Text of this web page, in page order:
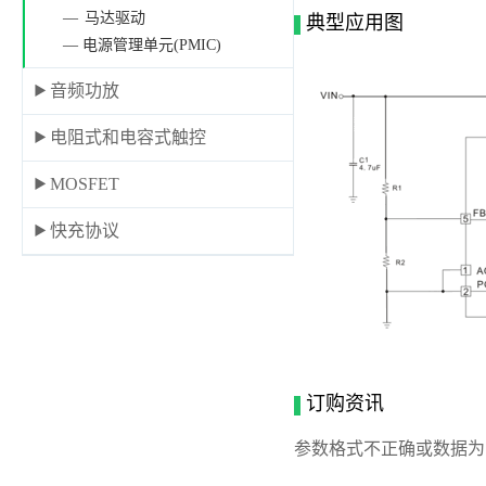
马达驱动
— 电源管理单元(PMIC)
音频功放
电阻式和电容式触控
MOSFET
快充协议
典型应用图
订购资讯
参数格式不正确或数据